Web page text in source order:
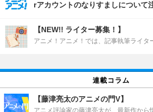
rアカウントのなりすましについて
【NEW!! ライター募集！】
アニメ！アニメ！では、記事執筆ライタ
連載コラム
【藤津亮太のアニメの門V】
アニメ評論家の藤津亮太が、最新作から